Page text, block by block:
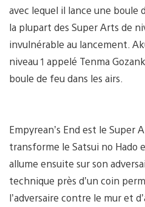
avec lequel il lance une boule
la plupart des Super Arts de
invulnérable au lancement.
niveau 1 appelé Tenma
boule de feu dans les airs.
Empyrean’s End est le Super
transforme le Satsui no Hado
allume ensuite sur son
technique près d’un coin
l’adversaire contre le mur et